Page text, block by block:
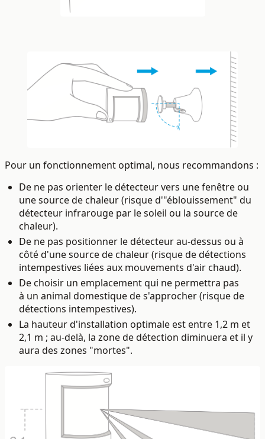
Pour un fonctionnement optimal, nous recommandons :
De ne pas orienter le détecteur vers une fenêtre ou
une source de chaleur (risque d'"éblouissement" du
détecteur infrarouge par le soleil ou la source de
chaleur).
De ne pas positionner le détecteur au-dessus ou à
côté d'une source de chaleur (risque de détections
intempestives liées aux mouvements d'air chaud).
De choisir un emplacement qui ne permettra pas
à un animal domestique de s'approcher (risque de
détections intempestives).
La hauteur d'installation optimale est entre 1,2 m et
2,1 m ; au-delà, la zone de détection diminuera et il y
aura des zones "mortes".